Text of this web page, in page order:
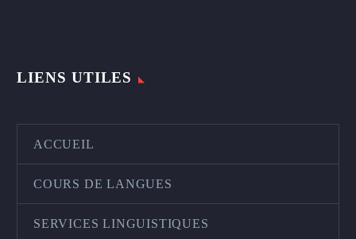
LIENS UTILES
ACCUEIL
COURS DE LANGUES
SERVICES LINGUISTIQUES